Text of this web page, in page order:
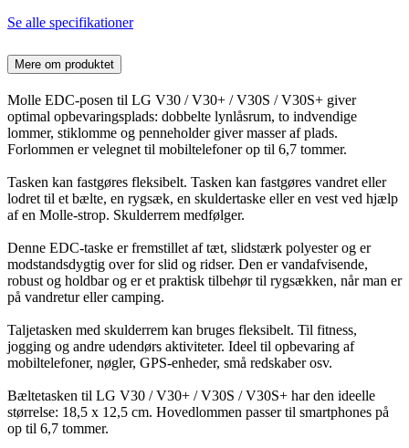
Se alle specifikationer
Mere om produktet
Molle EDC-posen til LG V30 / V30+ / V30S / V30S+ giver
optimal opbevaringsplads: dobbelte lynlåsrum, to indvendige
lommer, stiklomme og penneholder giver masser af plads.
Forlommen er velegnet til mobiltelefoner op til 6,7 tommer.
Tasken kan fastgøres fleksibelt. Tasken kan fastgøres vandret eller
lodret til et bælte, en rygsæk, en skuldertaske eller en vest ved hjælp
af en Molle-strop. Skulderrem medfølger.
Denne EDC-taske er fremstillet af tæt, slidstærk polyester og er
modstandsdygtig over for slid og ridser. Den er vandafvisende,
robust og holdbar og er et praktisk tilbehør til rygsækken, når man er
på vandretur eller camping.
Taljetasken med skulderrem kan bruges fleksibelt. Til fitness,
jogging og andre udendørs aktiviteter. Ideel til opbevaring af
mobiltelefoner, nøgler, GPS-enheder, små redskaber osv.
Bæltetasken til LG V30 / V30+ / V30S / V30S+ har den ideelle
størrelse: 18,5 x 12,5 cm. Hovedlommen passer til smartphones på
op til 6,7 tommer.